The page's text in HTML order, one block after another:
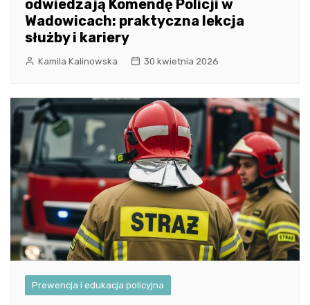
odwiedzają Komendę Policji w
Wadowicach: praktyczna lekcja
służby i kariery
Kamila Kalinowska 30 kwietnia 2026
Prewencja i edukacja policyjna